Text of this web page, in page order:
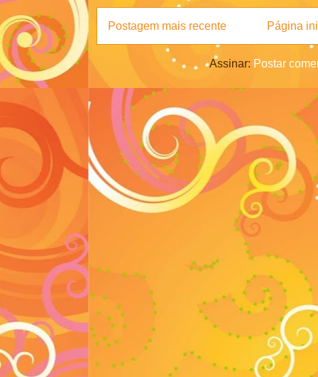
Postagem mais recente Página
Assinar: Postar